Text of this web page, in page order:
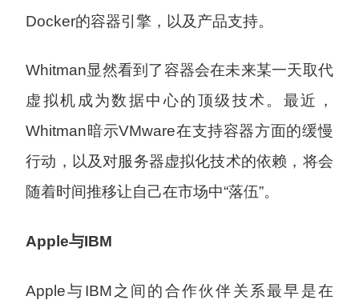
Docker的容器引擎，以及产品支持。
Whitman显然看到了容器会在未来某一天取代
虚拟机成为数据中心的顶级技术。最近，
Whitman暗示VMware在支持容器方面的缓慢
行动，以及对服务器虚拟化技术的依赖，将会
随着时间推移让自己在市场中“落伍”。
Apple与IBM
Apple与IBM之间的合作伙伴关系最早是在